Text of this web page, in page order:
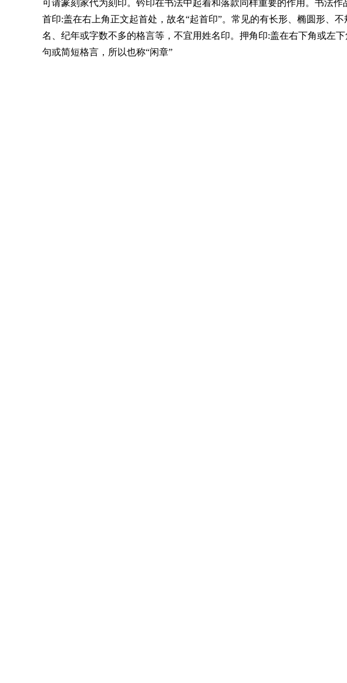
可请篆刻家代为刻印。钤印在书法中起着和落款同样重要的作用。书法
首印:盖在右上角正文起首处，故名“起首印”。常见的有长形、椭圆形、
名、纪年或字数不多的格言等，不宜用姓名印。押角印:盖在右下角或左
句或简短格言，所以也称“闲章”